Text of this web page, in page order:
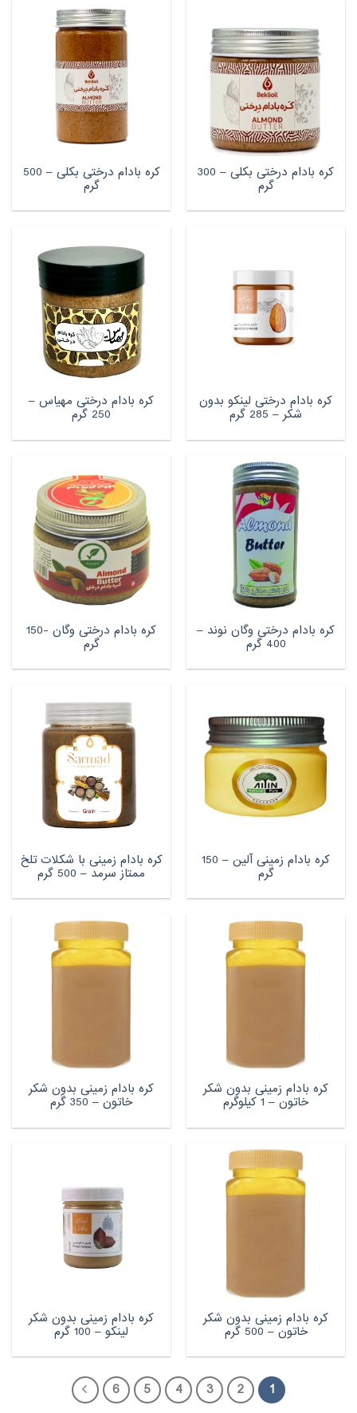
کره بادام درختی بکلی – 300
گرم
کره بادام درختی بکلی – 500
گرم
کره بادام درختی لینکو بدون
شکر – 285 گرم
کره بادام درختی مهیاس –
250 گرم
کره بادام درختی وگان نوند –
400 گرم
کره بادام درختی وگان -150
گرم
کره بادام زمینی آلین – 150
گرم
کره بادام زمینی با شکلات تلخ
ممتاز سرمد – 500 گرم
کره بادام زمینی بدون شکر
خاتون – 1 کیلوگرم
کره بادام زمینی بدون شکر
خاتون – 350 گرم
کره بادام زمینی بدون شکر
خاتون – 500 گرم
کره بادام زمینی بدون شکر
لینکو – 100 گرم
1
2
3
4
5
6